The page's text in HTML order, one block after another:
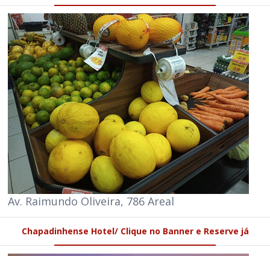
Av. Raimundo Oliveira, 786 Areal
Chapadinhense Hotel/ Clique no Banner e Reserve já